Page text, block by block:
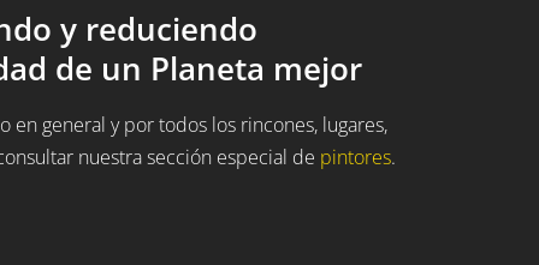
y reduciendo
de un Planeta mejor
en general y por todos los rincones, lugares,
nuestra sección especial de pintores.